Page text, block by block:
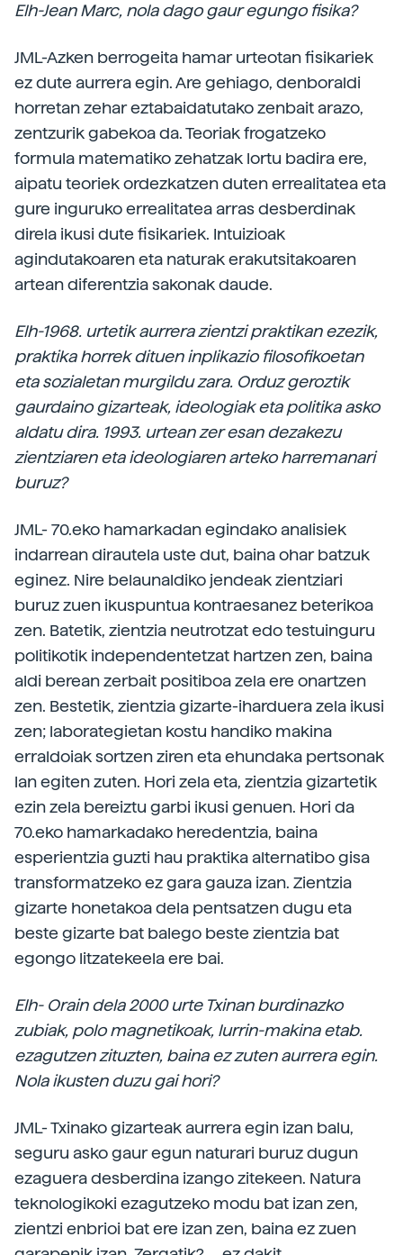
Elh-Jean Marc, nola dago gaur egungo fisika?
JML-Azken berrogeita hamar urteotan fisikariek
ez dute aurrera egin. Are gehiago, denboraldi
horretan zehar eztabaidatutako zenbait arazo,
zentzurik gabekoa da. Teoriak frogatzeko
formula matematiko zehatzak lortu badira ere,
aipatu teoriek ordezkatzen duten errealitatea eta
gure inguruko errealitatea arras desberdinak
direla ikusi dute fisikariek. Intuizioak
agindutakoaren eta naturak erakutsitakoaren
artean diferentzia sakonak daude.
Elh-1968. urtetik aurrera zientzi praktikan ezezik,
praktika horrek dituen inplikazio filosofikoetan
eta sozialetan murgildu zara. Orduz geroztik
gaurdaino gizarteak, ideologiak eta politika asko
aldatu dira. 1993. urtean zer esan dezakezu
zientziaren eta ideologiaren arteko harremanari
buruz?
JML- 70.eko hamarkadan egindako analisiek
indarrean dirautela uste dut, baina ohar batzuk
eginez. Nire belaunaldiko jendeak zientziari
buruz zuen ikuspuntua kontraesanez beterikoa
zen. Batetik, zientzia neutrotzat edo testuinguru
politikotik independentetzat hartzen zen, baina
aldi berean zerbait positiboa zela ere onartzen
zen. Bestetik, zientzia gizarte-iharduera zela ikusi
zen; laborategietan kostu handiko makina
erraldoiak sortzen ziren eta ehundaka pertsonak
lan egiten zuten. Hori zela eta, zientzia gizartetik
ezin zela bereiztu garbi ikusi genuen. Hori da
70.eko hamarkadako heredentzia, baina
esperientzia guzti hau praktika alternatibo gisa
transformatzeko ez gara gauza izan. Zientzia
gizarte honetakoa dela pentsatzen dugu eta
beste gizarte bat balego beste zientzia bat
egongo litzatekeela ere bai.
Elh- Orain dela 2000 urte Txinan burdinazko
zubiak, polo magnetikoak, lurrin-makina etab.
ezagutzen zituzten, baina ez zuten aurrera egin.
Nola ikusten duzu gai hori?
JML- Txinako gizarteak aurrera egin izan balu,
seguru asko gaur egun naturari buruz dugun
ezaguera desberdina izango zitekeen. Natura
teknologikoki ezagutzeko modu bat izan zen,
zientzi enbrioi bat ere izan zen, baina ez zuen